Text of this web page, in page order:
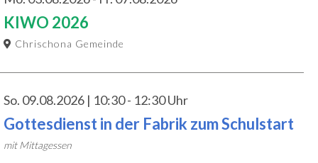
KIWO 2026
Chrischona Gemeinde
So. 09.08.2026 | 10:30 - 12:30 Uhr
Gottesdienst in der Fabrik zum Schulstart
mit Mittagessen